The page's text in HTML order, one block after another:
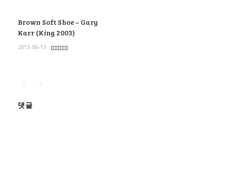
Brown Soft Shoe – Gary
Karr (King 2003)
2015-06-15
댓글